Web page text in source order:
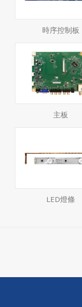
時序控制板
主板
LED燈條